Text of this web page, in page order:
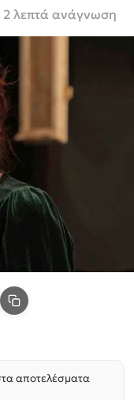
| 2 λεπτά ανάγνωση
αποτελέσματα